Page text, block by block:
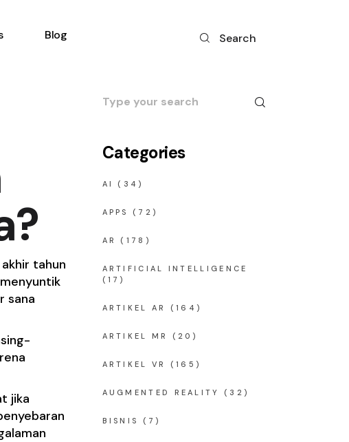
Blog Search
tahun
sana
jika
Search
for:
Categories
AI (34)
APPS (72)
AR (178)
ARTIFICIAL INTELLIGENCE
(17)
ARTIKEL AR (164)
ARTIKEL MR (20)
ARTIKEL VR (165)
AUGMENTED REALITY (32)
BISNIS (7)